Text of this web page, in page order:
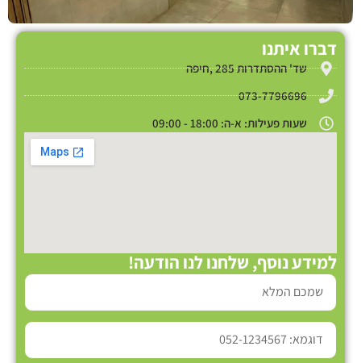
דברו איתנו
שד' ההסתדרות 285 ,חיפה
073-7796696
שעות פעילות: א-ה: 18:00 - 09:00
למידע נוסף, שלחנו לנו הודעה!